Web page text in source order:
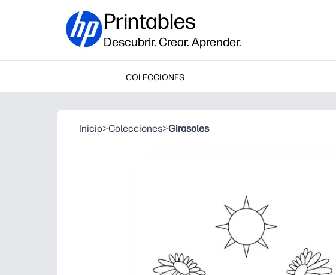
Printables
Descubrir. Crear. Aprender.
COLECCIONES
Inicio>Colecciones>Girasoles